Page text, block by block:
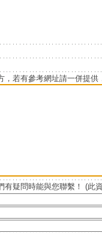
，若有參考網址請一併提供
有疑問時能與您聯繫！ (此